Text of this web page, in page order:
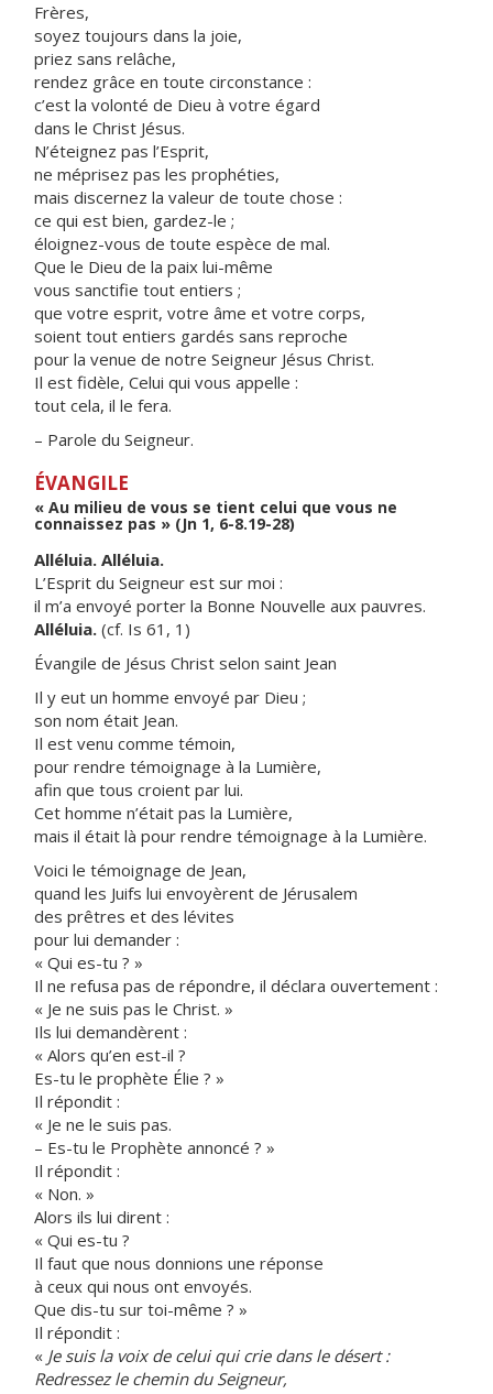
Frères,
soyez toujours dans la joie,
priez sans relâche,
rendez grâce en toute circonstance :
c’est la volonté de Dieu à votre égard
dans le Christ Jésus.
N’éteignez pas l’Esprit,
ne méprisez pas les prophéties,
mais discernez la valeur de toute chose :
ce qui est bien, gardez-le ;
éloignez-vous de toute espèce de mal.
Que le Dieu de la paix lui-même
vous sanctifie tout entiers ;
que votre esprit, votre âme et votre corps,
soient tout entiers gardés sans reproche
pour la venue de notre Seigneur Jésus Christ.
Il est fidèle, Celui qui vous appelle :
tout cela, il le fera.
– Parole du Seigneur.
ÉVANGILE
« Au milieu de vous se tient celui que vous ne
connaissez pas » (Jn 1, 6-8.19-28)
Alléluia. Alléluia.
L’Esprit du Seigneur est sur moi :
il m’a envoyé porter la Bonne Nouvelle aux pauvres.
Alléluia. (cf. Is 61, 1)
Évangile de Jésus Christ selon saint Jean
Il y eut un homme envoyé par Dieu ;
son nom était Jean.
Il est venu comme témoin,
pour rendre témoignage à la Lumière,
afin que tous croient par lui.
Cet homme n’était pas la Lumière,
mais il était là pour rendre témoignage à la Lumière.
Voici le témoignage de Jean,
quand les Juifs lui envoyèrent de Jérusalem
des prêtres et des lévites
pour lui demander :
« Qui es-tu ? »
Il ne refusa pas de répondre, il déclara ouvertement :
« Je ne suis pas le Christ. »
Ils lui demandèrent :
« Alors qu’en est-il ?
Es-tu le prophète Élie ? »
Il répondit :
« Je ne le suis pas.
– Es-tu le Prophète annoncé ? »
Il répondit :
« Non. »
Alors ils lui dirent :
« Qui es-tu ?
Il faut que nous donnions une réponse
à ceux qui nous ont envoyés.
Que dis-tu sur toi-même ? »
Il répondit :
« Je suis la voix de celui qui crie dans le désert :
Redressez le chemin du Seigneur,